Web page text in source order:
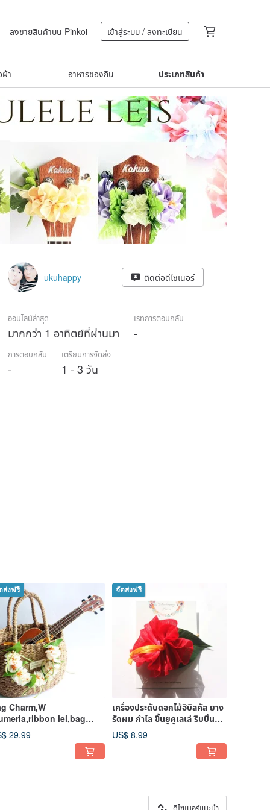
ลงขายสินค้าบน Pinkoi เข้าสู่ระบบ / ลงทะเบียน
ผ้า อาหารของกิน ประเภทสินค้า
ukuhappy ติดต่อดีไซเนอร์
ออนไลน์ล่าสุด
มากกว่า 1 อาทิตย์ที่ผ่านมา
เรทการตอบกลับ
-
การตอบกลับ
-
เตรียมการจัดส่ง
1 - 3 วัน
ส่งฟรี
Charm,W
lei,bag
29.99
จัดส่งฟรี
เครื่องประดับดอกไม้ฮิบิสคัส ยาง
รัดผม กำไล ขึ้นยูคูเลเล่ ริบบิ้นทำ
มือสไตล์ทรอปิคอ
US$ 8.99